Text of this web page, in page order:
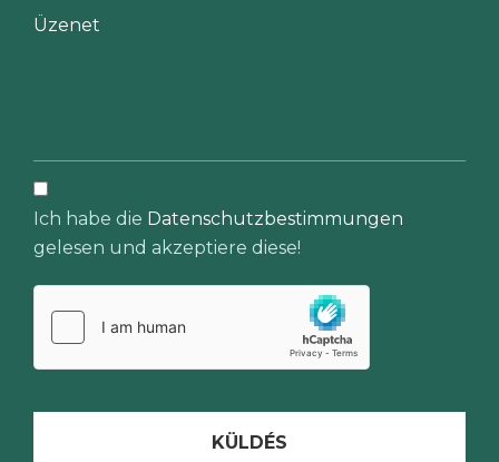
Ich habe die Datenschutzbestimmungen
gelesen und akzeptiere diese!
KÜLDÉS